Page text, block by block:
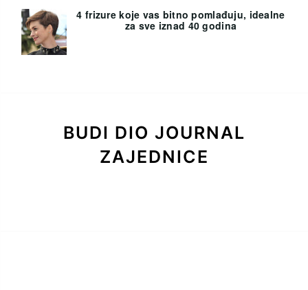
4 frizure koje vas bitno pomlađuju, idealne
za sve iznad 40 godina
BUDI DIO JOURNAL
ZAJEDNICE